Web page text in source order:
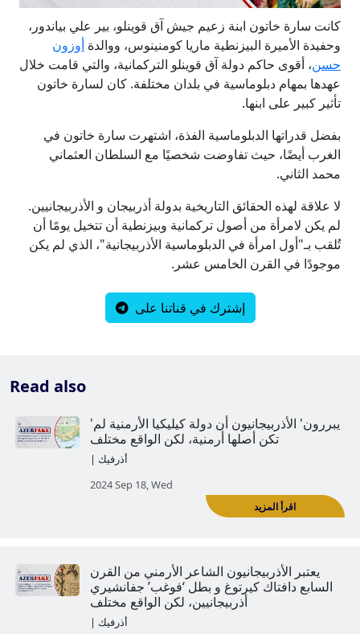
Read also
كانت سارة خاتون ابنة زعيم جيش آق قوينلو، بير علي بياندور،
وحفيدة الأميرة البيزنطية ماريا كومنينوس، ووالدة أوزون
حسن، أقوى حاكم دولة آق قوينلو التركمانية، والتي قامت خلال
عهدها بمهام دبلوماسية في بلدان مختلفة. كان لسارة خاتون
تأثير كبير على ابنها.
بفضل قدراتها الدبلوماسية الفذة، اشتهرت سارة خاتون في
الغرب أيضًا، حيث تفاوضت شخصيًا مع السلطان العثماني
محمد الثاني.
لا علاقة لهذه الحقائق التاريخية بدولة أذربيجان و الأذربيجانيين.
لم يكن لامرأة من أصول تركمانية وبيزنطية أن تتخيل يومًا أن
تُلقب بـ"أول امرأة في الدبلوماسية الأذربيجانية"، الذي لم يكن
موجودًا في القرن الخامس عشر.
إشترك في قناتنا على